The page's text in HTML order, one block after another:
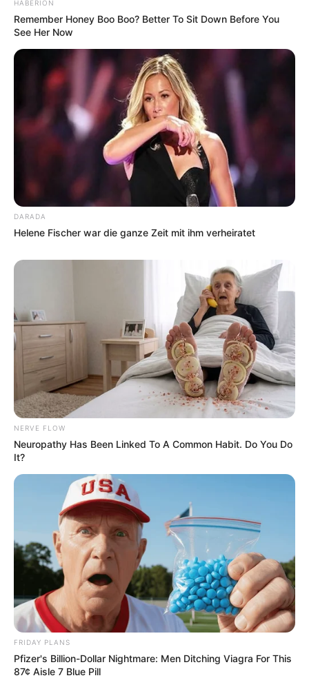
HABERION
Remember Honey Boo Boo? Better To Sit Down Before You
See Her Now
DARADA
Helene Fischer war die ganze Zeit mit ihm verheiratet
NERVE FLOW
Neuropathy Has Been Linked To A Common Habit. Do You Do
It?
FRIDAY PLANS
Pfizer's Billion-Dollar Nightmare: Men Ditching Viagra For This
87¢ Aisle 7 Blue Pill